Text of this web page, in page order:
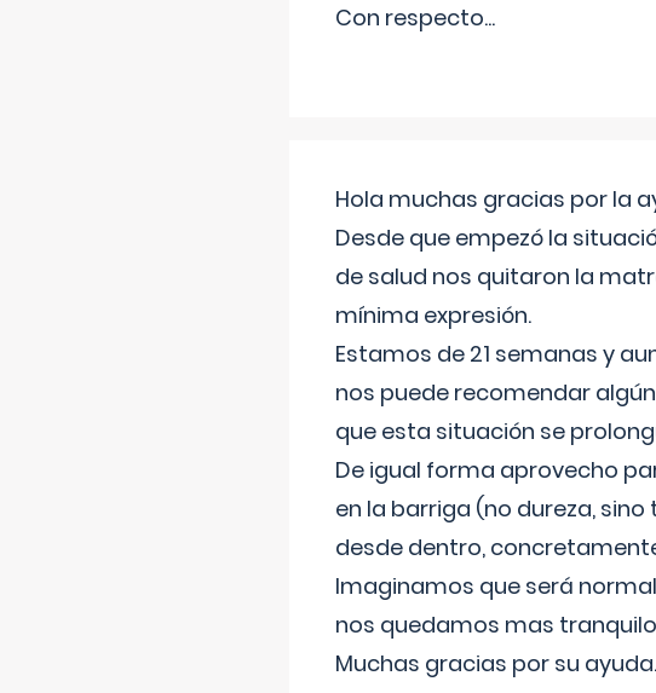
Con respecto...
Hola muchas gracias por la
Desde que empezó la
de salud nos quitaron la
mínima expresión.
Estamos de 21 semanas y
nos puede recomendar
que esta situación se
De igual forma aprovecho
en la barriga (no dureza,
desde dentro,
Imaginamos que será
nos quedamos mas
Muchas gracias por su ayuda.